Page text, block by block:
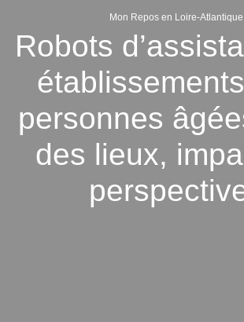
Mon Repos en Loire-Atlantique
Robots
personnes
des lieux,